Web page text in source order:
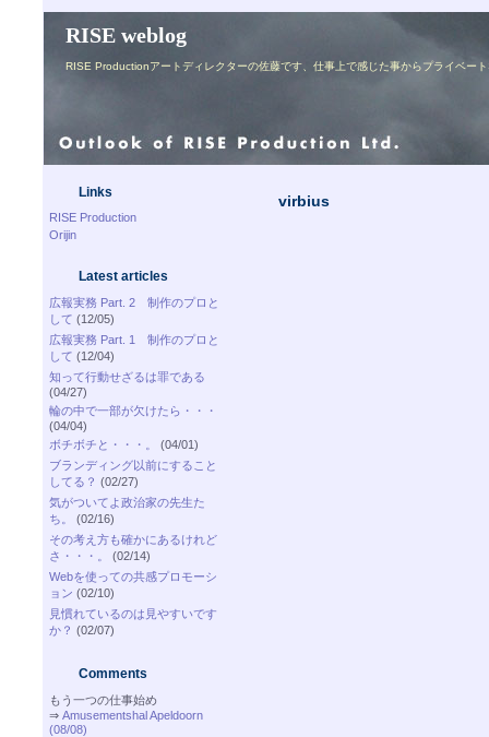
RISE weblog
RISE Productionアートディレクターの佐藤です、仕事上で感じた事からプライベー
Links
RISE Production
Orijin
Latest articles
広報実務 Part. 2 制作のプロと
して (12/05)
広報実務 Part. 1 制作のプロと
して (12/04)
知って行動せざるは罪である
(04/27)
輪の中で一部が欠けたら・・・
(04/04)
ボチボチと・・・。
(04/01)
ブランディング以前にすること
してる？ (02/27)
気がついてよ政治家の先生た
ち。
(02/16)
その考え方も確かにあるけれど
さ・・・。
(02/14)
Webを使っての共感プロモーシ
ョン (02/10)
見慣れているのは見やすいです
か？ (02/07)
Comments
もう一つの仕事始め
⇒ Amusementshal Apeldoorn
(08/08)
virbius